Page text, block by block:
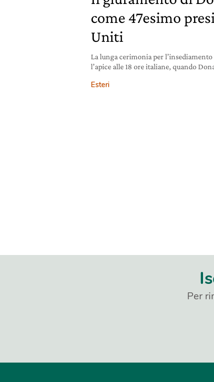
come 47esimo
Uniti
La lunga cerimonia per
l’apice alle 18 ore italiane, quando
Esteri
Per